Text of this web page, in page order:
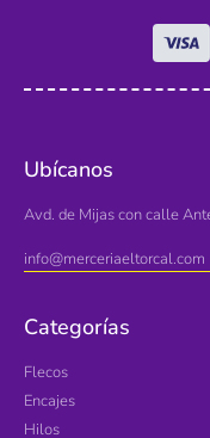
Ubícanos
Avd. de Mijas con calle
info@merceriaeltorcal.com
Categorías
Flecos
Encajes
Hilos